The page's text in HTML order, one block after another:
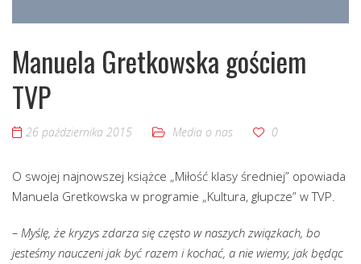
Manuela Gretkowska gościem
TVP
26 października 2015 Media o nas 0
O swojej najnowszej książce „Miłość klasy średniej” opowiada
Manuela Gretkowska w programie „Kultura, głupcze” w TVP.
– Myślę, że kryzys zdarza się często w naszych związkach, bo
jesteśmy nauczeni jak być razem i kochać, a nie wiemy, jak będąc